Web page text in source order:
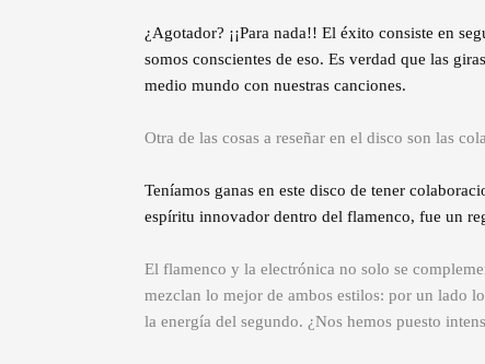
¿Agotador? ¡¡Para nada!! El éxito consiste en
somos conscientes de eso. Es verdad que las
medio mundo con nuestras canciones.
Otra de las cosas a reseñar en el disco son las
Teníamos ganas en este disco de tener
espíritu innovador dentro del flamenco, fue un
El flamenco y la electrónica no solo se
mezclan lo mejor de ambos estilos: por un lado
la energía del segundo. ¿Nos hemos puesto